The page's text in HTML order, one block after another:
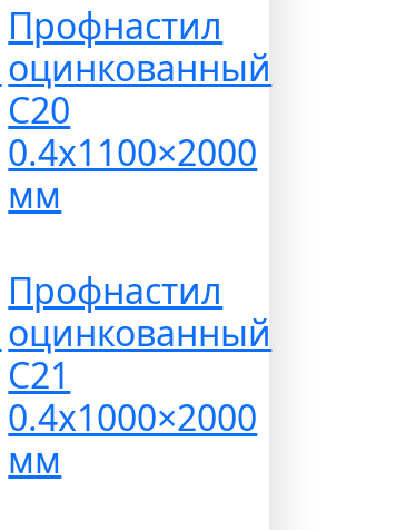
Профнастил
оцинкованный
С20
0.4х1100×2000
мм
Профнастил
оцинкованный
С21
0.4х1000×2000
мм